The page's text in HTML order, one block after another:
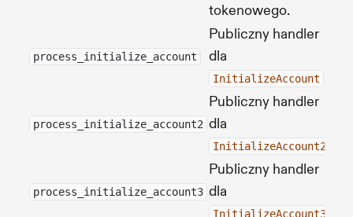
tokenowego.
process_initialize_account
Publiczny handler
dla
InitializeAccount
process_initialize_account2
Publiczny handler
dla
InitializeAccount2
process_initialize_account3
Publiczny handler
dla
InitializeAccount3